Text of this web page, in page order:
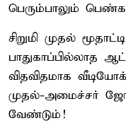
பெரும்பாலும்
சிறுமி முதல்
பாதுகாப்பில்லாத
விதவிதமாக
முதல்-அமைச்சர்
வேண்டும்!